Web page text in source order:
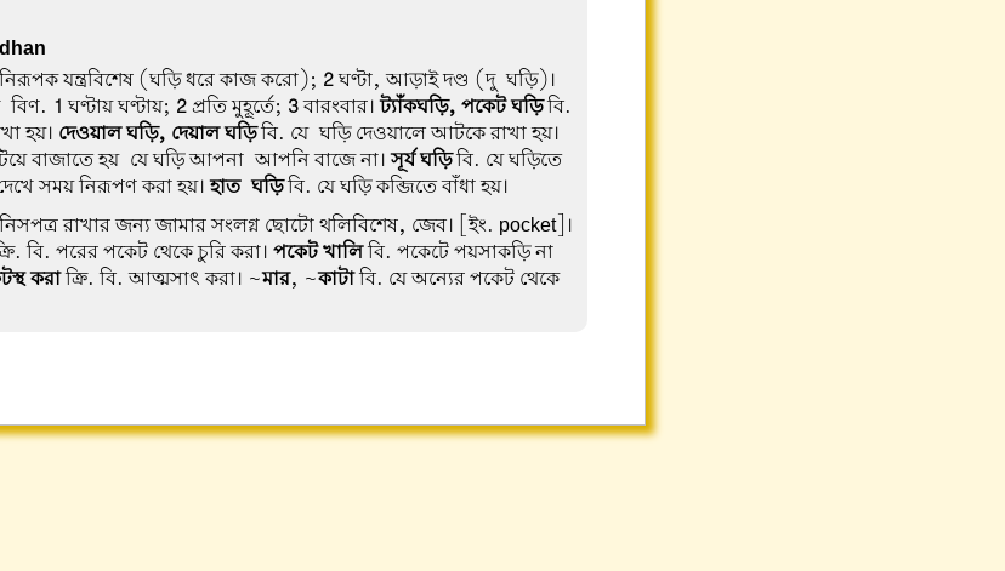
যন্ত্রবিশেষ (ঘড়ি ধরে কাজ করো); 2ঘণ্টা, আড়াই দণ্ড (দু-ঘড়ি)।
বিণ. 1 ঘণ্টায় ঘণ্টায়; 2প্রতি মুহূর্তে; 3বারংবার।ট্যাঁকঘড়ি, পকেট ঘড়িবি.
হয়। দেওয়াল ঘড়ি, দেয়াল ঘড়িবি. যে-ঘড়ি দেওয়ালে আটকে রাখা হয়।
বাজাতে হয়-যে ঘড়ি আপনা-আপনি বাজে না।সূর্য ঘড়িবি. যে ঘড়িতে
সময় নিরূপণ করা হয়।হাত-ঘড়িবি. যে ঘড়ি কব্জিতে বাঁধা হয়।
রাখার জন্য জামার সংলগ্ন ছোটো থলিবিশেষ, জেব। [ইং. pocket]।
বি. পরের পকেট থেকে চুরি করা। পকেট খালিবি. পকেটে পয়সাকড়ি না
করাক্রি. বি. আত্মসাৎ করা। ~মার, ~কাটাবি. যে অন্যের পকেট থেকে